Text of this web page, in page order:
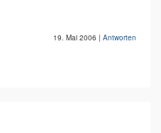
19. Mai 2006 | Antworten